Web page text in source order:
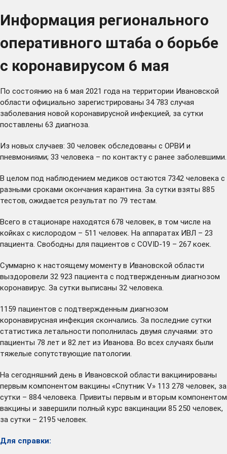
Информация регионального
оперативного штаба о борьбе
с коронавирусом 6 мая
По состоянию на 6 мая 2021 года на территории Ивановской
области официально зарегистрированы 34 783 случая
заболевания новой коронавирусной инфекцией, за сутки
поставлены 63 диагноза.
Из новых случаев: 30 человек обследованы с ОРВИ и
пневмониями; 33 человека – по контакту с ранее заболевшими.
В целом под наблюдением медиков остаются 7342 человека с
разными сроками окончания карантина. За сутки взяты 885
тестов, ожидается результат по 79 тестам.
Всего в стационаре находятся 678 человек, в том числе на
койках с кислородом – 511 человек. На аппаратах ИВЛ – 23
пациента. Свободны для пациентов с COVID-19 – 267 коек.
Суммарно к настоящему моменту в Ивановской области
выздоровели 32 923 пациента с подтвержденным диагнозом
коронавирус. За сутки выписаны 32 человека.
1159 пациентов с подтвержденным диагнозом
коронавирусная инфекция скончались. За последние сутки
статистика летальности пополнилась двумя случаями: это
пациенты 78 лет и 82 лет из Иванова. Во всех случаях были
тяжелые сопутствующие патологии.
На сегодняшний день в Ивановской области вакцинированы
первым компонентом вакцины «Спутник V» 113 278 человек, за
сутки – 884 человека. Привиты первым и вторым компонентом
вакцины и завершили полный курс вакцинации 85 250 человек,
за сутки – 2195 человек.
Для справки: